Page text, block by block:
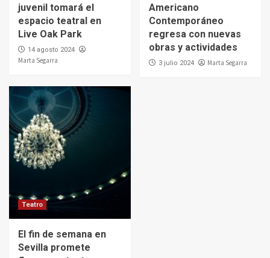
juvenil tomará el
espacio teatral en
Live Oak Park
14 agosto 2024
Marta Segarra
Americano
Contemporáneo
regresa con nuevas
obras y actividades
3 julio 2024 Marta Segarra
Teatro
El fin de semana en
Sevilla promete